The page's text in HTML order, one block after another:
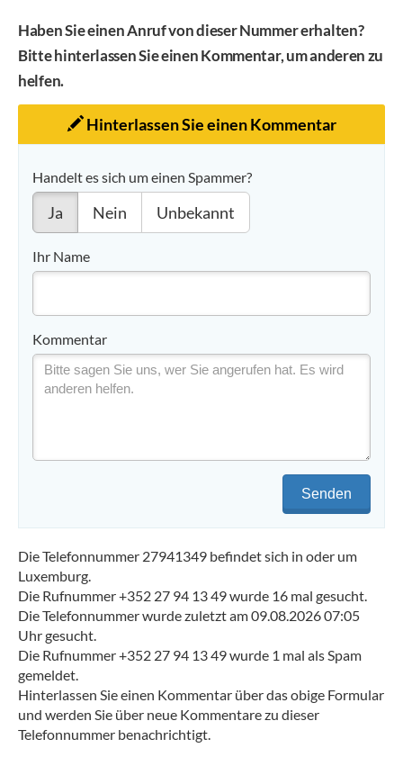
Haben Sie einen Anruf von dieser Nummer erhalten?
Bitte hinterlassen Sie einen Kommentar, um anderen zu
helfen.
Hinterlassen Sie einen Kommentar
Handelt es sich um einen Spammer?
Ja Nein Unbekannt
Ihr Name
Kommentar
Senden
Die Telefonnummer 27941349 befindet sich in oder um
Luxemburg.
Die Rufnummer +352 27 94 13 49 wurde 16 mal gesucht.
Die Telefonnummer wurde zuletzt am 09.08.2026 07:05
Uhr gesucht.
Die Rufnummer +352 27 94 13 49 wurde 1 mal als Spam
gemeldet.
Hinterlassen Sie einen Kommentar über das obige Formular
und werden Sie über neue Kommentare zu dieser
Telefonnummer benachrichtigt.